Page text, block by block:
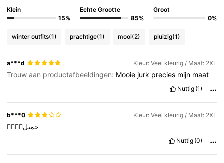
Klein
15%
Echte Grootte
85%
Groot
0%
winter outfits(1) prachtige(1) mooi(2) pluizig(1)
a***d Kleur: Veel kleurig / Maat: 2XL
Trouw aan productafbeeldingen: Mooie jurk precies mijn maat
Nuttig (1)
b***0 Kleur: Veel kleurig / Maat: 2XL
👍🏻👍🏻جميل
Nuttig (0)